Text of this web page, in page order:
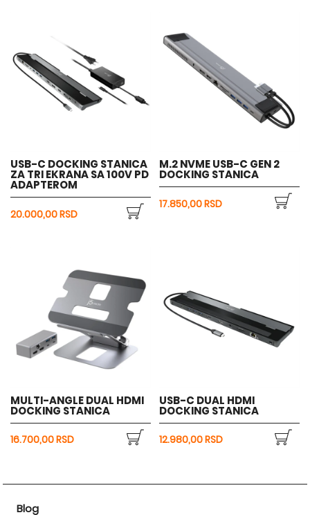
USB-C DOCKING STANICA
ZA TRI EKRANA SA 100V PD
ADAPTEROM
20.000,00 RSD
M.2 NVME USB-C GEN 2
DOCKING STANICA
17.850,00 RSD
MULTI-ANGLE DUAL HDMI
DOCKING STANICA
16.700,00 RSD
USB-C DUAL HDMI
DOCKING STANICA
12.980,00 RSD
Blog